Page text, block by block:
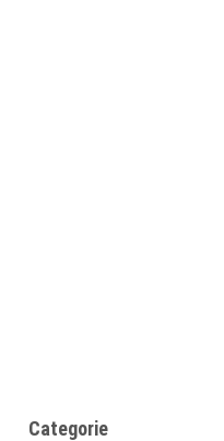
Categorie